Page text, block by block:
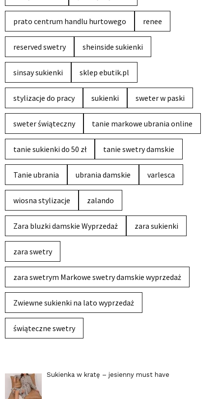
prato centrum handlu hurtowego renee
reserved swetry sheinside sukienki
sinsay sukienki sklep ebutik.pl
stylizacje do pracy sukienki sweter w paski
sweter świąteczny tanie markowe ubrania online
tanie sukienki do 50 zł tanie swetry damskie
Tanie ubrania ubrania damskie varlesca
wiosna stylizacje zalando
Zara bluzki damskie Wyprzedaż zara sukienki
zara swetry
zara swetrym Markowe swetry damskie wyprzedaż
Zwiewne sukienki na lato wyprzedaż
świąteczne swetry
Sukienka w kratę – jesienny must have